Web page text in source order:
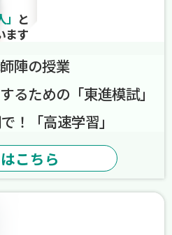
と
ます
陣の授業
ための「東進模試」
！「高速学習」
こちら